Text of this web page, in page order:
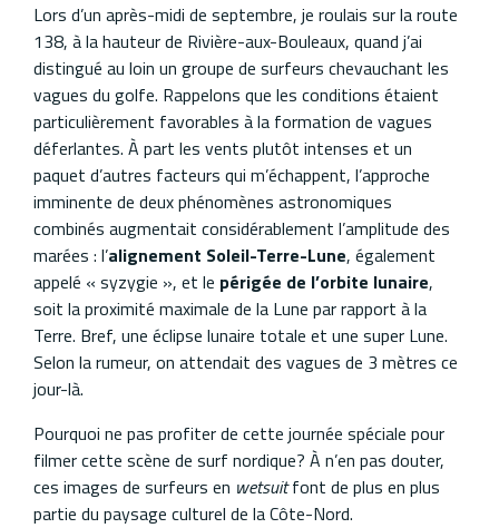
Lors d’un après-midi de septembre, je roulais sur la route
138, à la hauteur de Rivière-aux-Bouleaux, quand j’ai
distingué au loin un groupe de surfeurs chevauchant les
vagues du golfe. Rappelons que les conditions étaient
particulièrement favorables à la formation de vagues
déferlantes. À part les vents plutôt intenses et un
paquet d’autres facteurs qui m’échappent, l’approche
imminente de deux phénomènes astronomiques
combinés augmentait considérablement l’amplitude des
marées : l’alignement Soleil-Terre-Lune, également
appelé « syzygie », et le périgée de l’orbite lunaire,
soit la proximité maximale de la Lune par rapport à la
Terre. Bref, une éclipse lunaire totale et une super Lune.
Selon la rumeur, on attendait des vagues de 3 mètres ce
jour-là.
Pourquoi ne pas profiter de cette journée spéciale pour
filmer cette scène de surf nordique? À n’en pas douter,
ces images de surfeurs en wetsuitfont de plus en plus
partie du paysage culturel de la Côte-Nord.